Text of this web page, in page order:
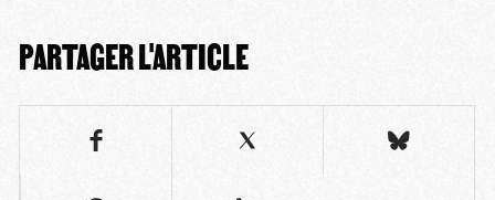
PARTAGER L'ARTICLE